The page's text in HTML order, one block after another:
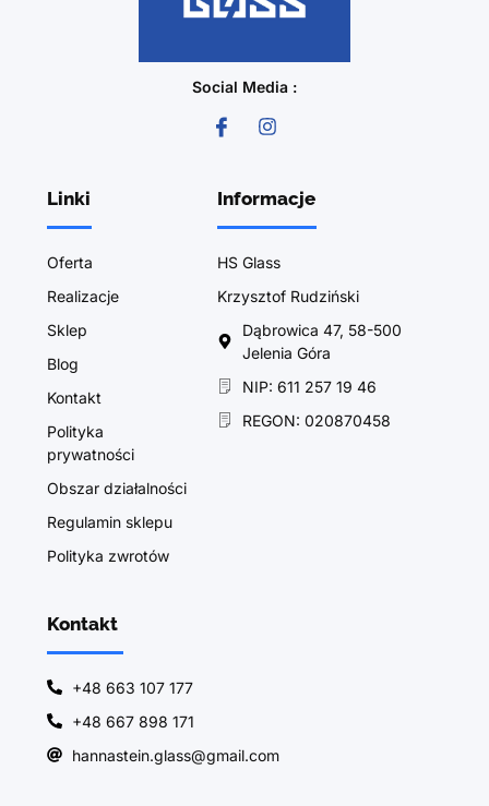
Social Media :
Linki
Oferta
Realizacje
Sklep
Blog
Kontakt
Polityka
prywatności
Obszar działalności
Regulamin sklepu
Polityka zwrotów
Informacje
HS Glass
Krzysztof Rudziński
Dąbrowica 47, 58-500
Jelenia Góra
NIP: 611 257 19 46
REGON: 020870458
Kontakt
+48 663 107 177
+48 667 898 171
hannastein.glass@gmail.com